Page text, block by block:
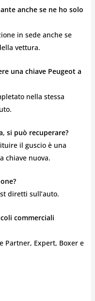
anche se ne ho solo
in sede anche se
vettura.
una chiave Peugeot a
nella stessa
si può recuperare?
il guscio è una
chiave nuova.
diretti sull’auto.
commerciali
Partner, Expert, Boxer e